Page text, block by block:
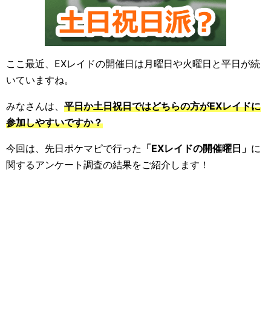
ここ最近、EXレイドの開催日は月曜日や火曜日と平日が続
いていますね。
みなさんは、 平日か土日祝日ではどちらの方がEXレイドに
参加しやすいですか？
今回は、先日ポケマピで行った 「EXレイドの開催曜日」 に
関するアンケート調査の結果をご紹介します！